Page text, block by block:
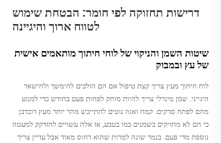
דרישות תחזוקה לפי חומר: הבטחת שימוש
לטווח ארוך והיגיינה
שיטות השמן והניקוי של לוחי חיתוך מותאמים אישית
של עץ ובמבוק
לוח חיתוך מעץ צריך קצת טיפול אם הם הולכים להימשך ולהישאר
היגייני. שמן מינרלי צריך להיות מוחק לפחות פעם בחודש כדי למנוע
מהם לפתח סדקים. קמח ואגוז נוטים להתייבש מהר יותר מעץ דובדבן
כי הם לא מחזיקים בשמנים כמו בטבע, אז אלה עשויים להזדקק למעטה
נוספת מדי פעם. בנמר שונה למרות שהוא דחוס מאוד אבל עדיין צריך